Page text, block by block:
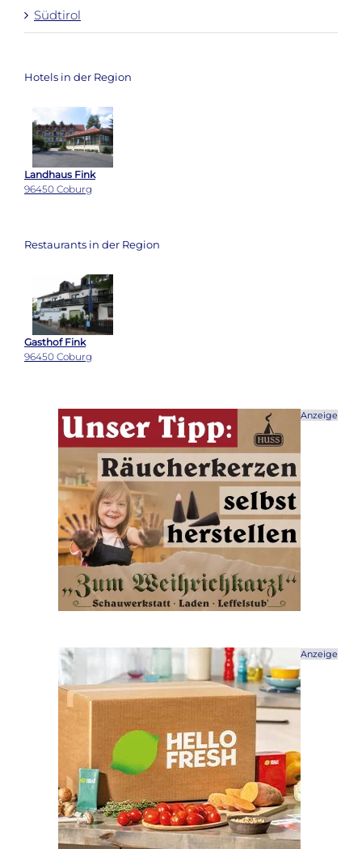
Südtirol
Hotels in der Region
Landhaus Fink
96450 Coburg
Restaurants in der Region
Gasthof Fink
96450 Coburg
Anzeige
Anzeige